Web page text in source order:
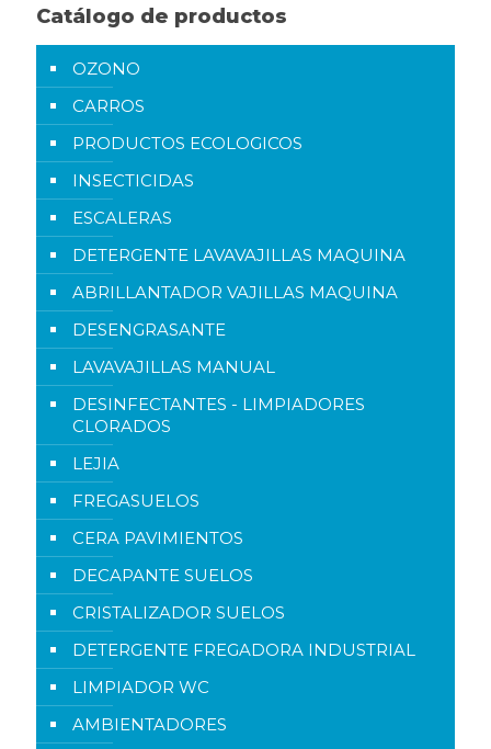
Catálogo de productos
OZONO
CARROS
PRODUCTOS ECOLOGICOS
INSECTICIDAS
ESCALERAS
DETERGENTE LAVAVAJILLAS MAQUINA
ABRILLANTADOR VAJILLAS MAQUINA
DESENGRASANTE
LAVAVAJILLAS MANUAL
DESINFECTANTES - LIMPIADORES
CLORADOS
LEJIA
FREGASUELOS
CERA PAVIMIENTOS
DECAPANTE SUELOS
CRISTALIZADOR SUELOS
DETERGENTE FREGADORA INDUSTRIAL
LIMPIADOR WC
AMBIENTADORES